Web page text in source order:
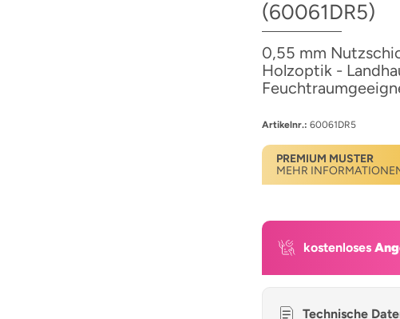
(60061DR5)
0,55 mm
Holzoptik -
Artikelnr.: 60061DR5
PREMIUM MUSTER
MEHR
kostenloses
Technische